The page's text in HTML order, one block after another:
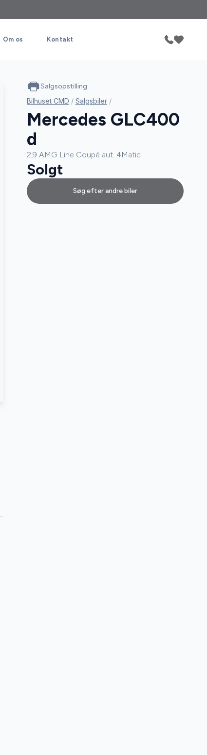
Om os Kontakt
Salgsopstilling
Bilhuset CMD / Salgsbiler /
Mercedes GLC400
d
2,9 AMG Line Coupé aut. 4Matic
Solgt
Søg efter andre biler